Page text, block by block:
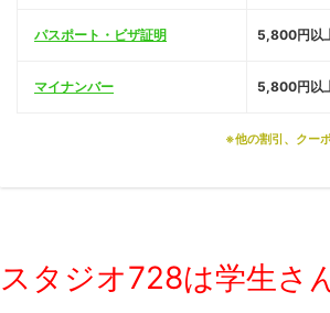
パスポート・ビザ証明 5,800円以
マイナンバー 5,800円以
※他の割引、クー
スタジオ728は学生さ